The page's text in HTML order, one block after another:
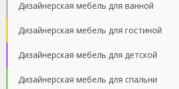
Дизайнерская мебель для ванной
Дизайнерская мебель для гостиной
Дизайнерская мебель для детской
Дизайнерская мебель для спальни